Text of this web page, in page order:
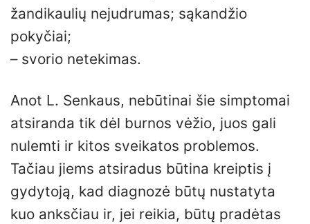
žandikaulių nejudrumas; sąkandžio
pokyčiai;
– svorio netekimas.
Anot L. Senkaus, nebūtinai šie simptomai
atsiranda tik dėl burnos vėžio, juos gali
nulemti ir kitos sveikatos problemos.
Tačiau jiems atsiradus būtina kreiptis į
gydytoją, kad diagnozė būtų nustatyta
kuo anksčiau ir, jei reikia, būtų pradėtas